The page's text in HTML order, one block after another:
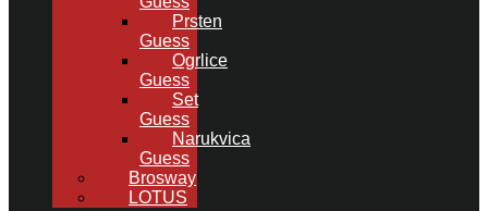
Prsten
Guess
Ogrlice
Guess
Set
Guess
Narukvica
Guess
Brosway
LOTUS